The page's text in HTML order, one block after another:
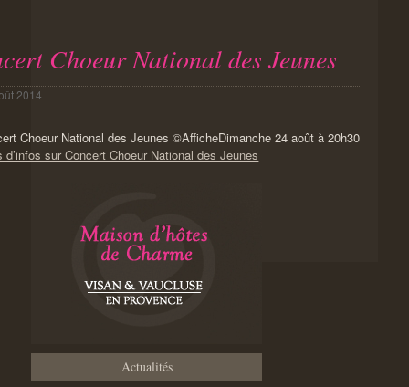
Choeur National des Jeunes
2014
Dimanche 24 août à 20h30
d’infos sur Concert Choeur National des Jeunes
Actualités